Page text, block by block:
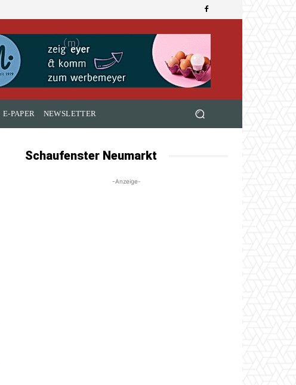
E-PAPER NEWSLETTER
Schaufenster Neumarkt
-Anzeige-